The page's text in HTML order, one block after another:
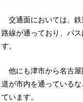
交通面においては、
路線が通っており、バ
す。
他にも津市から名古
道が市内を通っている
ています。